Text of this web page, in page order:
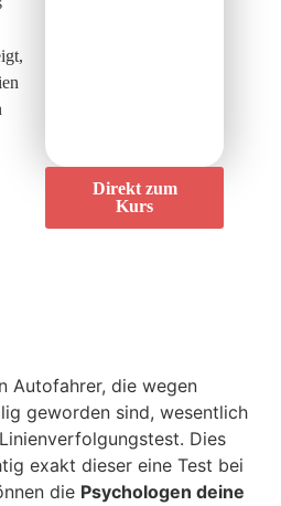
Direkt zum
Kurs
Autofahrer, die wegen
geworden sind, wesentlich
Dies
exakt dieser eine Test bei
die Psychologen deine